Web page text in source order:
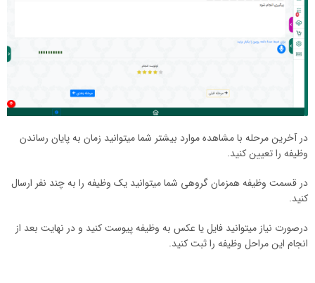
در آخرین مرحله با مشاهده موارد بیشتر شما میتوانید زمان به پایان رساندن
وظیفه را تعیین کنید.
در قسمت وظیفه همزمان گروهی شما میتوانید یک وظیفه را به چند نفر ارسال
کنید.
درصورت نیاز میتوانید فایل یا عکس به وظیفه پیوست کنید و در نهایت بعد از
انجام این مراحل وظیفه را ثبت کنید.